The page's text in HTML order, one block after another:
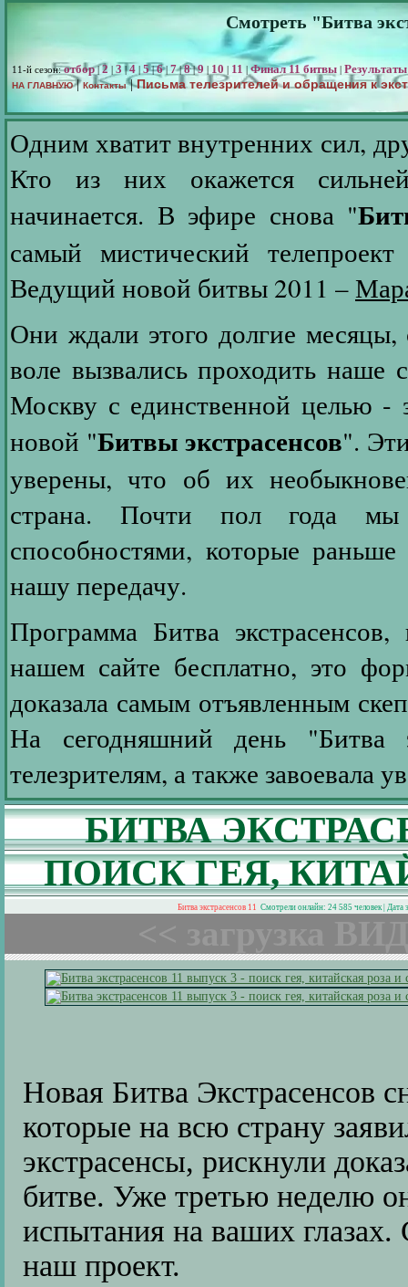
Смотреть "Битва
11-й сезон:отбор|2 | 3 |4 | 5|6| 7|8|9 | 10 | 11|Финал 11 битвы | Результаты
НА ГЛАВНУЮ|Контакты|Письма телезрителей и обращения к
Одним хватит внутренних сил,
Кто из них окажется
начинается. В эфире снова "
самый мистический
Ведущий новой битвы 2011 –
Они ждали этого долгие
воле вызвались проходить
Москву с единственной целью -
новой "Битвы экстрасенсов".
уверены, что об их
страна. Почти пол года мы
способностями, которые
нашу передачу.
Программа Битва
нашем сайте бесплатно, это
доказала самым отъявленным
На сегодняшний день "Битва
телезрителям, а также завоевала
БИТВА
ПОИСК ГЕЯ,
Битва экстрасенсов 11 Смотрели онлайн: 24 585 человек |
Новая Битва Экстрасенсов
которые на всю страну
экстрасенсы, рискнули
битве. Уже третью неделю
испытания на ваших
наш проект.